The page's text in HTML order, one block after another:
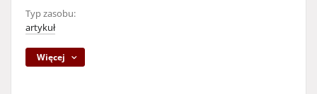
Typ zasobu:
artykuł
Więcej